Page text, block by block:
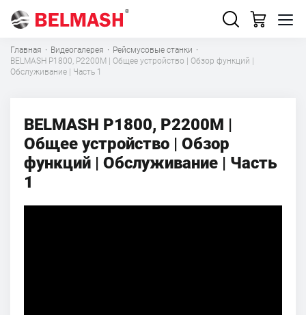
Главная · Видеогалерея · Рейсмусовые станки ·
BELMASH P1800, P2200M | Общее устройство | Обзор функций |
Обслуживание | Часть 1
BELMASH P1800, P2200M |
Общее устройство | Обзор
функций | Обслуживание | Часть
1